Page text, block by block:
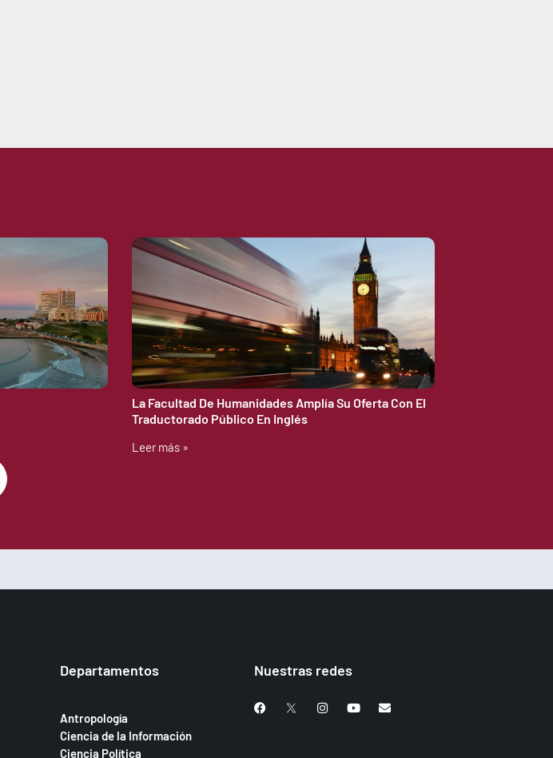
La Facultad De Humanidades Amplía Su Oferta Con El
Traductorado Público En Inglés
Leer más »
Departamentos
Antropología
Ciencia de la Información
Ciencia Política
Nuestras redes